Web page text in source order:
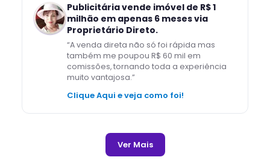
Publicitária vende imóvel de R$ 1
milhão em apenas 6 meses via
Proprietário Direto.
“A venda direta não só foi rápida mas
também me poupou R$ 60 mil em
comissões, tornando toda a experiência
muito vantajosa.”
Clique Aqui e veja como foi!
Ver Mais